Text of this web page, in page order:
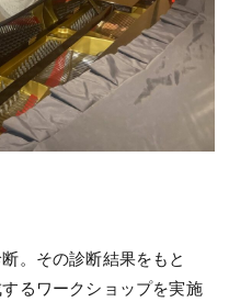
。その診断結果をもと
るワークショップを実施